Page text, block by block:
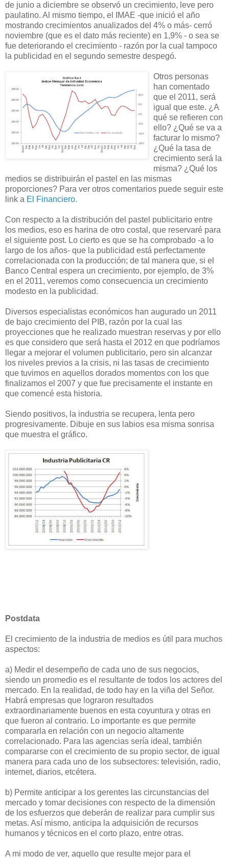
de junio a diciembre se observó un crecimiento, leve pero
paulatino. Al mismo tiempo, el IMAE -que inició el año
mostrando crecimientos anualizados del 4% o más- cerró
noviembre (que es el dato más reciente) en 1,9% - o sea se
fue deteriorando el crecimiento - razón por la cual tampoco
la publicidad en el segundo semestre despegó.
Otros personas
han comentado
que el 2011, será
igual que este. ¿A
qué se refieren con
ello? ¿Qué se va a
facturar lo mismo?
¿Qué la tasa de
crecimiento será la
misma? ¿Qué los
medios se distribuirán el pastel en las mismas
proporciones? Para ver otros comentarios puede seguir este
link a El Financiero.
Con respecto a la distribución del pastel publicitario entre
los medios, eso es harina de otro costal, que reservaré para
el siguiente post. Lo cierto es que se ha comprobado -a lo
largo de los años- que la publicidad está perfectamente
correlacionada con la producción; de tal manera que, si el
Banco Central espera un crecimiento, por ejemplo, de 3%
en el 2011, veremos como consecuencia un crecimiento
modesto en la publicidad.
Diversos especialistas económicos han augurado un 2011
de bajo crecimiento del PIB, razón por la cual las
proyecciones que he realizado muestran reservas y por ello
es que considero que será hasta el 2012 en que podríamos
llegar a mejorar el volumen publicitario, pero sin alcanzar
los niveles previos a la crisis, ni las tasas de crecimiento
que tuvimos en aquellos dorados momentos con los que
finalizamos el 2007 y que fue precisamente el instante en
que comencé esta historia.
Siendo positivos, la industria se recupera, lenta pero
progresivamente. Dibuje en sus labios esa misma sonrisa
que muestra el gráfico.
Postdata
El crecimiento de la industria de medios es útil para muchos
aspectos:
a) Medir el desempeño de cada uno de sus negocios,
siendo un promedio es el resultante de todos los actores del
mercado. En la realidad, de todo hay en la viña del Señor.
Habrá empresas que lograron resultados
extraordinariamente buenos en esta coyuntura y otras en
que fueron al contrario. Lo importante es que permite
compararla en relación con un negocio altamente
correlacionado. Para las agencias sería ideal, también
compararse con el crecimiento de su propio sector, de igual
manera para cada uno de los subsectores: televisión, radio,
internet, diarios, etcétera.
b) Permite anticipar a los gerentes las circunstancias del
mercado y tomar decisiones con respecto de la dimensión
de los esfuerzos que deberán de realizar para cumplir sus
metas. Así mismo, anticipa la adquisición de recursos
humanos y técnicos en el corto plazo, entre otras.
A mi modo de ver, aquello que resulte mejor para el